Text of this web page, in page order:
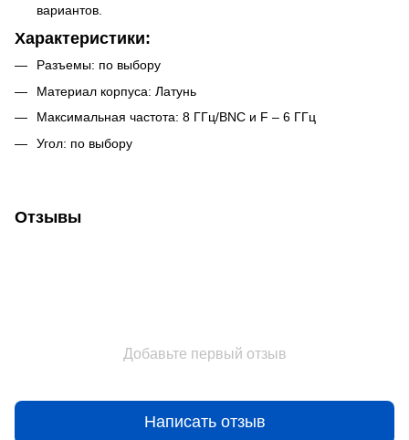
вариантов.
Характеристики:
Разъемы: по выбору
Материал корпуса: Латунь
Максимальная частота: 8 ГГц/BNC и F – 6 ГГц
Угол: по выбору
Отзывы
Добавьте первый отзыв
Написать отзыв